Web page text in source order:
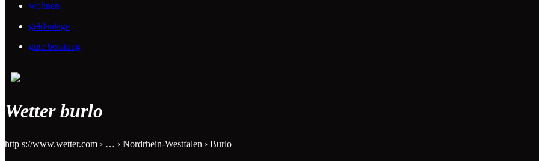
wohnen
geldanlage
gute beratung
Wetter burlo
http s://www.wetter.com › … › Nordrhein-Westfalen › Burlo